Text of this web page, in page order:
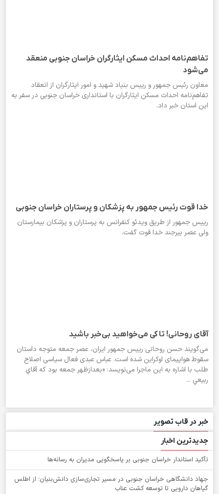
تفاهم‌نامه احداث مسکن ایثارگران خراسان جنوبی منعقد
می‌شود
معاون رئیس جمهور و رییس بنیاد شهید و امور ایثارگران از انعقاد
تفاهم‌نامه احداث مسکن ایثارگران با استانداری خراسان جنوبی در سفر به
این استان خبر داد.
خدا قوت رئیس جمهور به پزشکان و پرستاران خراسان جنوبی
رییس جمهور از طریق ویدئو کنفرانس به پرستاران و پزشکان بیمارستان
ولی عصر بیرجند خدا قوت گفت.
آقای روحانی! تا کی می‌خواهید بی‌خبر باشید
می‌گویند حسن روحانی رییس جمهور ایران، عصر جمعه متوجه داستان
سقوط هواپیمای اوکراین شده است. عباس عبدی فعال سیاسی اصلاح
طلب با اشاره به این ماجرا می‎‌نویسد: «بعدازظهر جمعه بود كه آقاي
ربيعي ...
خبر در قاب تصویر
جدیدترین اخبار
تأکید استاندار خراسان جنوبی بر پاسخگویی مدیران به رسانه‌ها
جهاد دانشگاهی خراسان جنوبی در مسیر تجاری‌سازی دانش‌بنیان؛ از اطلس
گیاهان دارویی تا توسعه کشت عناب